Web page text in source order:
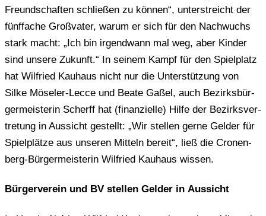
Freund­schaf­ten schlie­ßen zu können“, unter­streicht der
fünf­fa­che Groß­va­ter, warum er sich für den Nach­wuchs
stark macht: „Ich bin irgend­wann mal weg, aber Kinder
sind unsere Zukunft.“ In seinem Kampf für den Spiel­platz
hat Wil­fried Kau­haus nicht nur die Unter­stüt­zung von
Silke Möse­ler-Lecce und Beate Gaßel, auch Bezirks­bür­
ger­meis­te­rin Scherff hat (finan­zi­el­le) Hilfe der Bezirks­ver­
tre­tung in Aus­sicht gestellt: „Wir stel­len gerne Gelder für
Spiel­plät­ze aus unse­ren Mit­teln bereit“, ließ die Cro­nen­
berg-Bür­ger­meis­te­rin Wil­fried Kau­haus wissen.
Bür­ger­ver­ein und BV stel­len Gelder in Aussicht